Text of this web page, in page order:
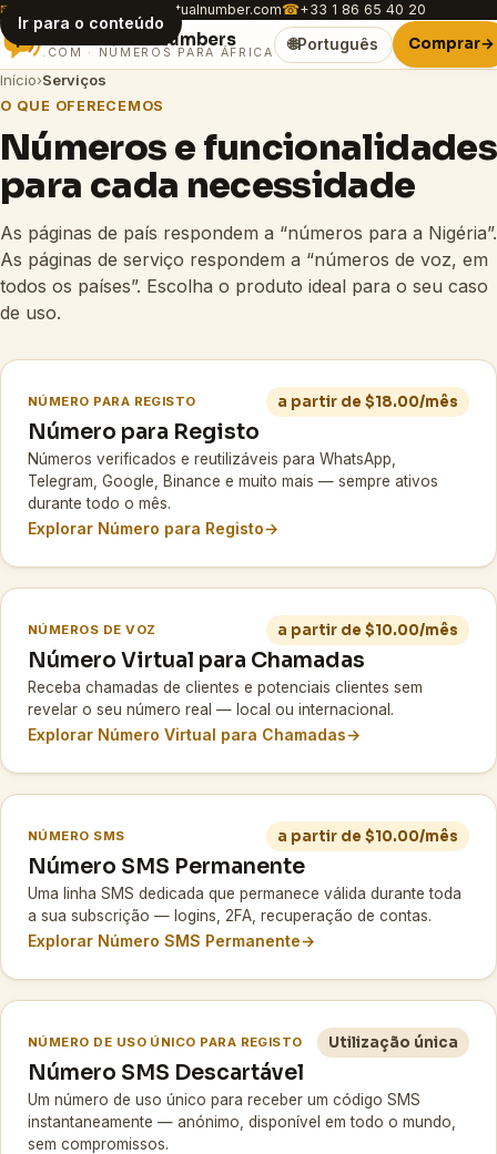
Ir para o conteúdo
✉ customer.care@africavirtualnumber.com☎+33 1 86 65 40 20
Numbers
.COM · NÚMEROS PARA ÁFRICA 🌐Português Comprar→
Início›Serviços
O QUE OFERECEMOS
Números e funcionalidades
para cada necessidade
As páginas de país respondem a “números para a Nigéria”.
As páginas de serviço respondem a “números de voz, em
todos os países”. Escolha o produto ideal para o seu caso
de uso.
NÚMERO PARA REGISTO a partir de $18.00/mês
Número para Registo
Números verificados e reutilizáveis para WhatsApp,
Telegram, Google, Binance e muito mais — sempre ativos
durante todo o mês.
Explorar Número para Registo→
NÚMEROS DE VOZ a partir de $10.00/mês
Número Virtual para Chamadas
Receba chamadas de clientes e potenciais clientes sem
revelar o seu número real — local ou internacional.
Explorar Número Virtual para Chamadas→
NÚMERO SMS a partir de $10.00/mês
Número SMS Permanente
Uma linha SMS dedicada que permanece válida durante toda
a sua subscrição — logins, 2FA, recuperação de contas.
Explorar Número SMS Permanente→
NÚMERO DE USO ÚNICO PARA REGISTO Utilização única
Número SMS Descartável
Um número de uso único para receber um código SMS
instantaneamente — anónimo, disponível em todo o mundo,
sem compromissos.